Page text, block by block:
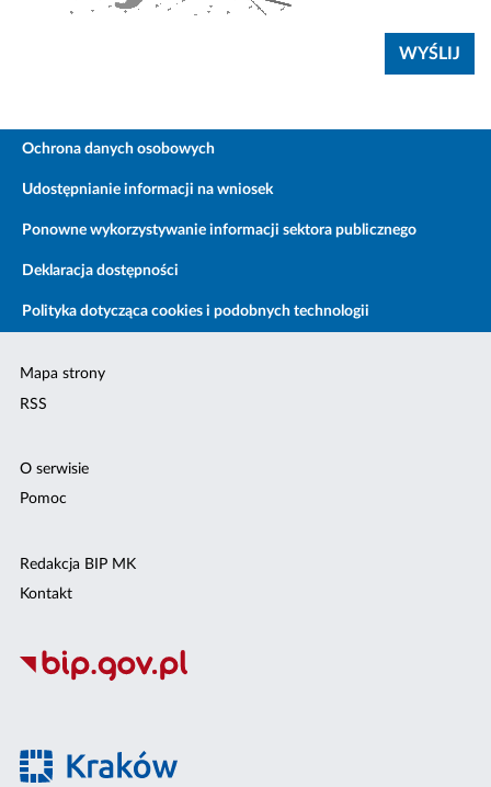
Ochrona danych osobowych
Udostępnianie informacji na wniosek
Ponowne wykorzystywanie informacji sektora publicznego
Deklaracja dostępności
Polityka dotycząca cookies i podobnych technologii
Mapa strony
RSS
O serwisie
Pomoc
Redakcja BIP MK
Kontakt